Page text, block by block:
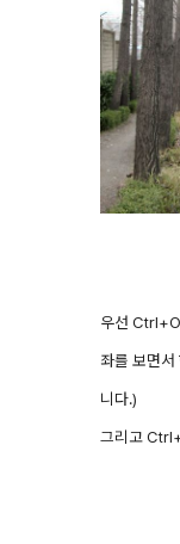
우선
좌를 보면
니다.)
그리고